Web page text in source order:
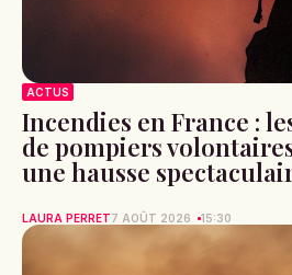
ACTUS
Incendies en France :
de pompiers
une hausse
LAURA PERRET7 AOÛT 2026 15:30